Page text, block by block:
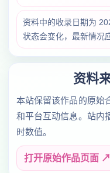
资料中的收录日期为
状态会变化，最新情况
资料
本站保留该作品的原始
和平台互动信息。站内
时数值。
打开原始作品页面 ↗